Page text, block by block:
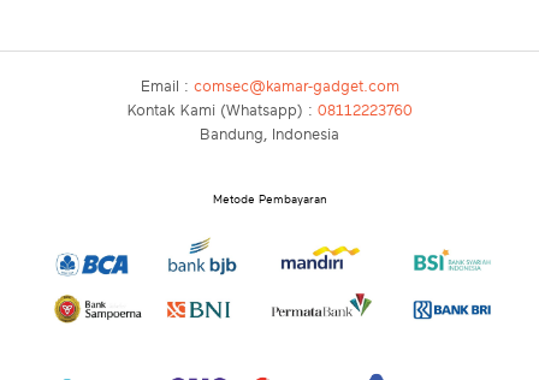
Email : comsec@kamar-gadget.com
Kontak Kami (Whatsapp) : 08112223760
Bandung, Indonesia
Metode Pembayaran